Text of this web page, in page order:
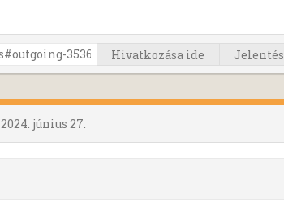
Hivatkozása ide Jelentés
2024. június 27.